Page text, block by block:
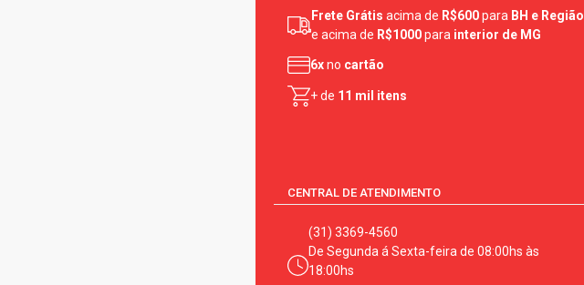
Frete Grátis acima de R$600para BH e Região
e acima de R$1000para interior de MG
6xno cartão
+ de 11 mil itens
CENTRAL DE ATENDIMENTO
(31) 3369-4560
De Segunda á Sexta-feira de 08:00hs às
18:00hs